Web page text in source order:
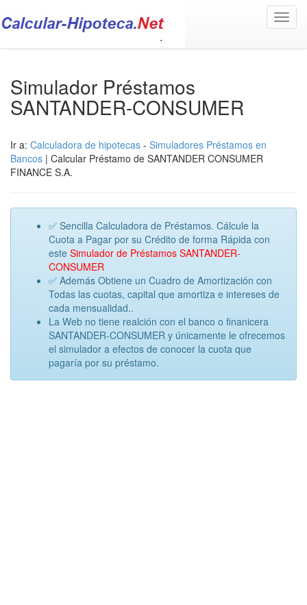
Simulador Préstamos
SANTANDER-CONSUMER
Ir a: Calculadora de hipotecas - Simuladores Préstamos en
Bancos | Calcular Préstamo de SANTANDER CONSUMER
FINANCE S.A.
✅ Sencilla Calculadora de Préstamos. Cálcule la
Cuota a Pagar por su Crédito de forma Rápida con
este Simulador de Préstamos SANTANDER-
CONSUMER
✅ Además Obtiene un Cuadro de Amortización con
Todas las cuotas, capital que amortiza e intereses de
cada mensualidad..
La Web no tiene realción con el banco o finanicera
SANTANDER-CONSUMER y únicamente le ofrecemos
el simulador a efectos de conocer la cuota que
pagaría por su préstamo.